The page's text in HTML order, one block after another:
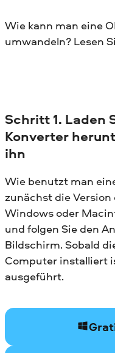
Wie kann man eine
umwandeln? Lesen
Schritt 1. Laden
Konverter
ihn
Wie benutzt man
zunächst die
Windows oder
und folgen Sie den
Bildschirm. Sobald
Computer installiert
ausgeführt.